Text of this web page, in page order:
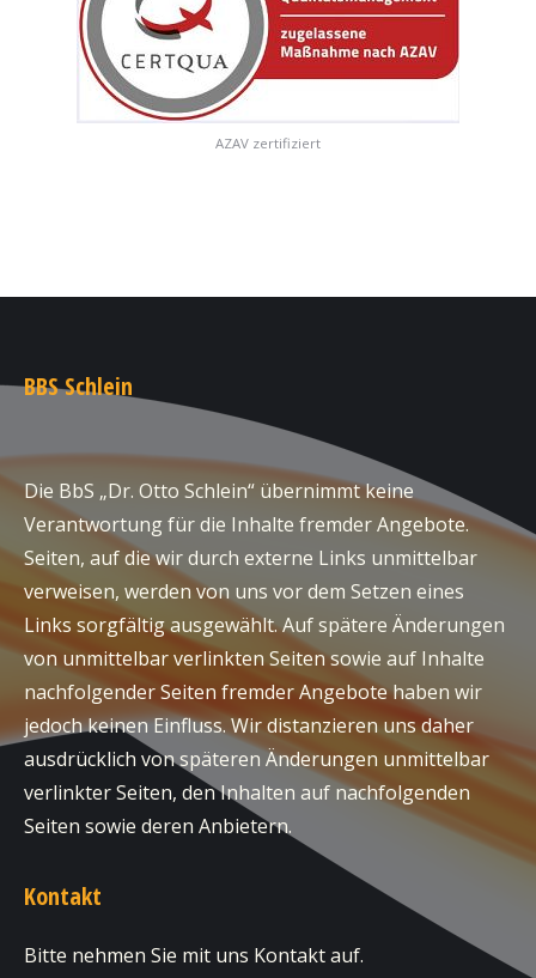
AZAV zertifiziert
BBS Schlein
Die BbS „Dr. Otto Schlein“ übernimmt keine
Verantwortung für die Inhalte fremder Angebote.
Seiten, auf die wir durch externe Links unmittelbar
verweisen, werden von uns vor dem Setzen eines
Links sorgfältig ausgewählt. Auf spätere Änderungen
von unmittelbar verlinkten Seiten sowie auf Inhalte
nachfolgender Seiten fremder Angebote haben wir
jedoch keinen Einfluss. Wir distanzieren uns daher
ausdrücklich von späteren Änderungen unmittelbar
verlinkter Seiten, den Inhalten auf nachfolgenden
Seiten sowie deren Anbietern.
Kontakt
Bitte nehmen Sie mit uns Kontakt auf.